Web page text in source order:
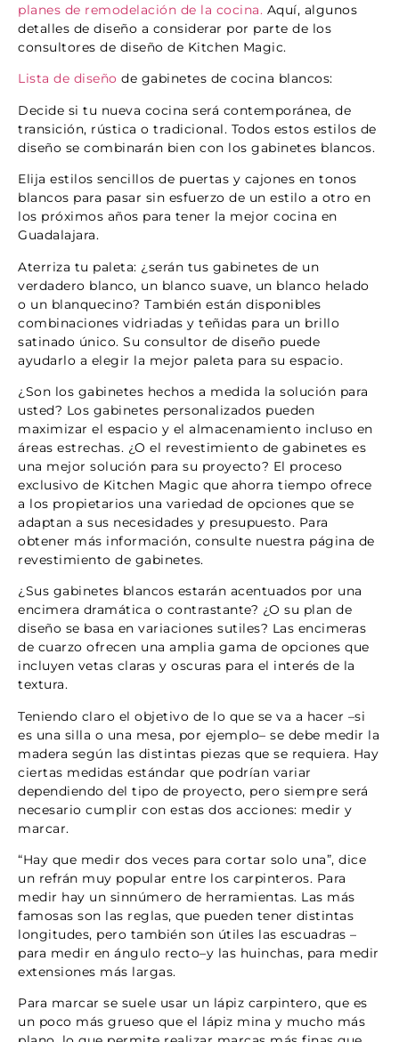
planes de remodelación de la cocina. Aquí, algunos
detalles de diseño a considerar por parte de los
consultores de diseño de Kitchen Magic.
Lista de diseño de gabinetes de cocina blancos:
Decide si tu nueva cocina será contemporánea, de
transición, rústica o tradicional. Todos estos estilos de
diseño se combinarán bien con los gabinetes blancos.
Elija estilos sencillos de puertas y cajones en tonos
blancos para pasar sin esfuerzo de un estilo a otro en
los próximos años para tener la mejor cocina en
Guadalajara.
Aterriza tu paleta: ¿serán tus gabinetes de un
verdadero blanco, un blanco suave, un blanco helado
o un blanquecino? También están disponibles
combinaciones vidriadas y teñidas para un brillo
satinado único. Su consultor de diseño puede
ayudarlo a elegir la mejor paleta para su espacio.
¿Son los gabinetes hechos a medida la solución para
usted? Los gabinetes personalizados pueden
maximizar el espacio y el almacenamiento incluso en
áreas estrechas. ¿O el revestimiento de gabinetes es
una mejor solución para su proyecto? El proceso
exclusivo de Kitchen Magic que ahorra tiempo ofrece
a los propietarios una variedad de opciones que se
adaptan a sus necesidades y presupuesto. Para
obtener más información, consulte nuestra página de
revestimiento de gabinetes.
¿Sus gabinetes blancos estarán acentuados por una
encimera dramática o contrastante? ¿O su plan de
diseño se basa en variaciones sutiles? Las encimeras
de cuarzo ofrecen una amplia gama de opciones que
incluyen vetas claras y oscuras para el interés de la
textura.
Teniendo claro el objetivo de lo que se va a hacer –si
es una silla o una mesa, por ejemplo– se debe medir la
madera según las distintas piezas que se requiera. Hay
ciertas medidas estándar que podrían variar
dependiendo del tipo de proyecto, pero siempre será
necesario cumplir con estas dos acciones: medir y
marcar.
“Hay que medir dos veces para cortar solo una”, dice
un refrán muy popular entre los carpinteros. Para
medir hay un sinnúmero de herramientas. Las más
famosas son las reglas, que pueden tener distintas
longitudes, pero también son útiles las escuadras –
para medir en ángulo recto–y las huinchas, para medir
extensiones más largas.
Para marcar se suele usar un lápiz carpintero, que es
un poco más grueso que el lápiz mina y mucho más